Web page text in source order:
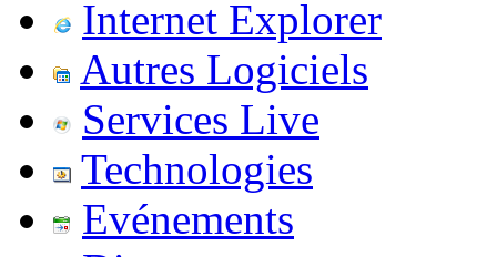
Internet Explorer
Autres Logiciels
Services Live
Technologies
Evénements